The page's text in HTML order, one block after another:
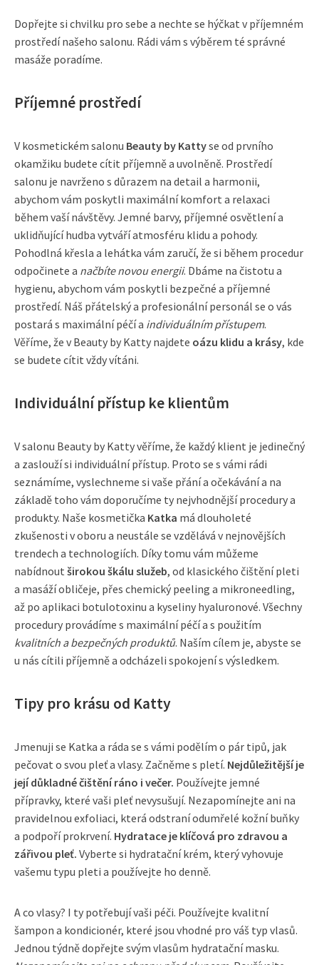
Dopřejte si chvilku pro sebe a nechte se hýčkat v příjemném
prostředí našeho salonu. Rádi vám s výběrem té správné
masáže poradíme.
Příjemné prostředí
V kosmetickém salonu Beauty by Kattyse od prvního
okamžiku budete cítit příjemně a uvolněně. Prostředí
salonu je navrženo s důrazem na detail a harmonii,
abychom vám poskytli maximální komfort a relaxaci
během vaší návštěvy. Jemné barvy, příjemné osvětlení a
uklidňující hudba vytváří atmosféru klidu a pohody.
Pohodlná křesla a lehátka vám zaručí, že si během procedur
odpočinete a načbíte novou energii. Dbáme na čistotu a
hygienu, abychom vám poskytli bezpečné a příjemné
prostředí. Náš přátelský a profesionální personál se o vás
postará s maximální péčí a individuálním přístupem.
Věříme, že v Beauty by Katty najdete oázu klidu a krásy, kde
se budete cítit vždy vítáni.
Individuální přístup ke klientům
V salonu Beauty by Katty věříme, že každý klient je jedinečný
a zaslouží si individuální přístup. Proto se s vámi rádi
seznámíme, vyslechneme si vaše přání a očekávání a na
základě toho vám doporučíme ty nejvhodnější procedury a
produkty. Naše kosmetička Katka má dlouholeté
zkušenosti v oboru a neustále se vzdělává v nejnovějších
trendech a technologiích. Díky tomu vám můžeme
nabídnout širokou škálu služeb, od klasického čištění pleti
a masáží obličeje, přes chemický peeling a mikroneedling,
až po aplikaci botulotoxinu a kyseliny hyaluronové. Všechny
procedury provádíme s maximální péčí a s použitím
kvalitních a bezpečných produktů. Naším cílem je, abyste se
u nás cítili příjemně a odcházeli spokojení s výsledkem.
Tipy pro krásu od Katty
Jmenuji se Katka a ráda se s vámi podělím o pár tipů, jak
pečovat o svou pleť a vlasy. Začněme s pletí. Nejdůležitější je
její důkladné čištění ráno i večer. Používejte jemné
přípravky, které vaši pleť nevysušují. Nezapomínejte ani na
pravidelnou exfoliaci, která odstraní odumřelé kožní buňky
a podpoří prokrvení. Hydratace je klíčová pro zdravou a
zářivou pleť. Vyberte si hydratační krém, který vyhovuje
vašemu typu pleti a používejte ho denně.
A co vlasy? I ty potřebují vaši péči. Používejte kvalitní
šampon a kondicionér, které jsou vhodné pro váš typ vlasů.
Jednou týdně dopřejte svým vlasům hydratační masku.